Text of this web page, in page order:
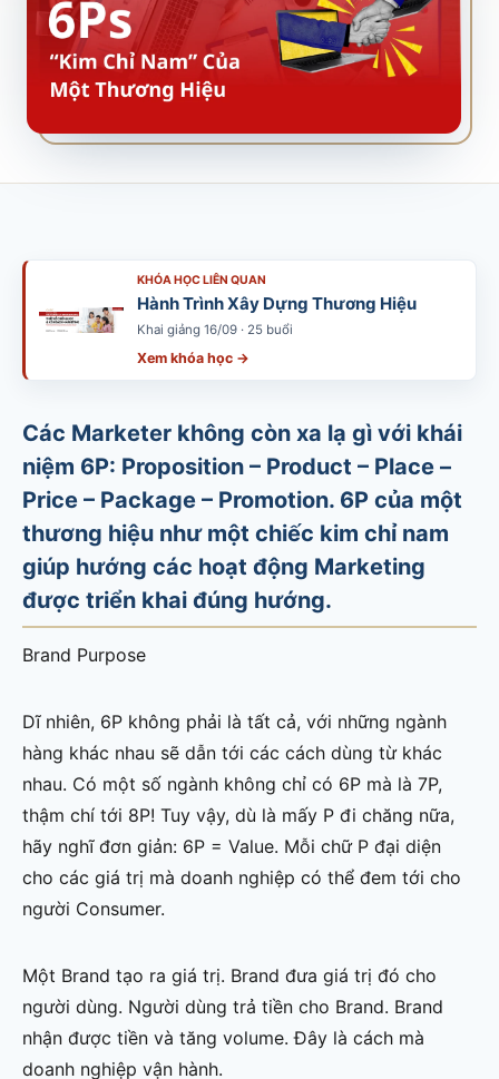
SALES & DISTRIBUTION
Modern Trade Key Account Management
Chiến lược kênh thương mại điện tử
Đăng ký ngay →
KHÓA HỌC LIÊN QUAN
Hành Trình Xây Dựng Thương Hiệu
Khai giảng 16/09 · 25 buổi
Xem khóa học →
Các Marketer không còn xa lạ gì với khái
niệm 6P: Proposition – Product – Place –
Price – Package – Promotion. 6P của một
thương hiệu như một chiếc kim chỉ nam
giúp hướng các hoạt động Marketing
được triển khai đúng hướng.
Brand Purpose
Dĩ nhiên, 6P không phải là tất cả, với những ngành
hàng khác nhau sẽ dẫn tới các cách dùng từ khác
nhau. Có một số ngành không chỉ có 6P mà là 7P,
thậm chí tới 8P! Tuy vậy, dù là mấy P đi chăng nữa,
hãy nghĩ đơn giản: 6P = Value. Mỗi chữ P đại diện
cho các giá trị mà doanh nghiệp có thể đem tới cho
người Consumer.
Một Brand tạo ra giá trị. Brand đưa giá trị đó cho
người dùng. Người dùng trả tiền cho Brand. Brand
nhận được tiền và tăng volume. Đây là cách mà
doanh nghiệp vận hành.